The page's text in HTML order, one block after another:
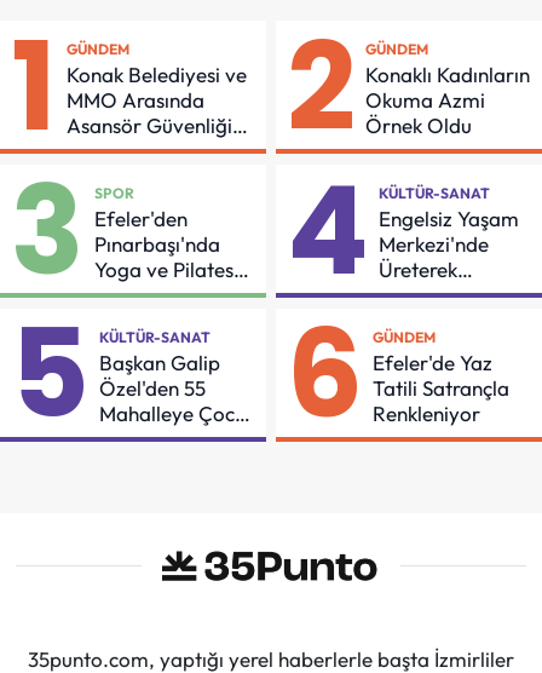
1 GÜNDEM
Konak Belediyesi ve
MMO Arasında
Asansör Güvenliği
İçin Önemli Protokol
2 GÜNDEM
Konaklı Kadınların
Okuma Azmi
Örnek Oldu
3 SPOR
Efeler'den
Pınarbaşı'nda
Yoga ve Pilates
Buluşması
4 KÜLTÜR-SANAT
Engelsiz Yaşam
Merkezi'nde
Üreterek
Güçleniyorlar
5 KÜLTÜR-SANAT
Başkan Galip
Özel'den 55
Mahalleye Çocuk
Şenliği
6 GÜNDEM
Efeler'de Yaz
Tatili Satrançla
Renkleniyor
35punto.com, yaptığı yerel haberlerle başta İzmirliler